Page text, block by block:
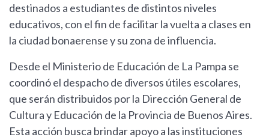
destinados a estudiantes de distintos niveles
educativos, con el fin de facilitar la vuelta a clases en
la ciudad bonaerense y su zona de influencia.
Desde el Ministerio de Educación de La Pampa se
coordinó el despacho de diversos útiles escolares,
que serán distribuidos por la Dirección General de
Cultura y Educación de la Provincia de Buenos Aires.
Esta acción busca brindar apoyo a las instituciones